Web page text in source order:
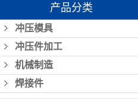
产品分类
冲压模具
冲压件加工
机械制造
焊接件